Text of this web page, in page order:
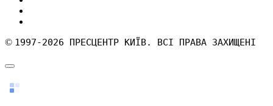
© 1997-2026 ПРЕСЦЕНТР КИЇВ. ВСІ ПРАВА ЗАХИЩЕНІ